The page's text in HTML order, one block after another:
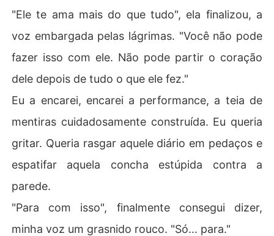
"Ele te ama mais do que tudo", ela finalizou, a
voz embargada pelas lágrimas. "Você não pode
fazer isso com ele. Não pode partir o coração
dele depois de tudo o que ele fez."
Eu a encarei, encarei a performance, a teia de
mentiras cuidadosamente construída. Eu queria
gritar. Queria rasgar aquele diário em pedaços e
espatifar aquela concha estúpida contra a
parede.
"Para com isso", finalmente consegui dizer,
minha voz um grasnido rouco. "Só... para."